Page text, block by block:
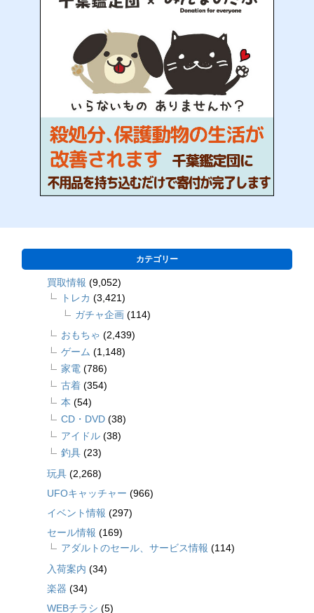
カテゴリー
買取情報 (9,052)
トレカ (3,421)
ガチャ企画 (114)
おもちゃ (2,439)
ゲーム (1,148)
家電 (786)
古着 (354)
本 (54)
CD・DVD (38)
アイドル (38)
釣具 (23)
玩具 (2,268)
UFOキャッチャー (966)
イベント情報 (297)
セール情報 (169)
アダルトのセール、サービス情報 (114)
入荷案内 (34)
楽器 (34)
WEBチラシ (5)